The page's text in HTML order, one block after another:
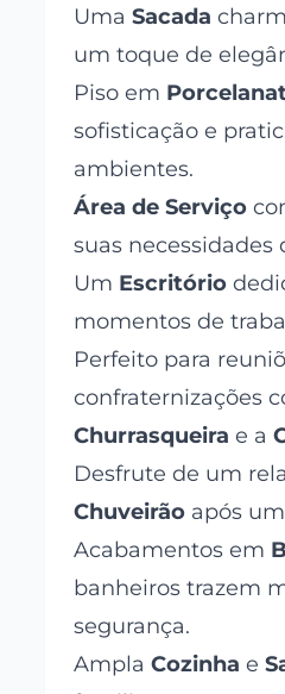
UmaSacada
um toque de
Piso em
sofisticação e
ambientes.
Área de Serviço
suas necessidades
Um Escritório
momentos de
Perfeito para
confraternizações
Churrasqueira e a
Desfrute de um
Chuveirão após
Acabamentos em
banheiros trazem
segurança.
AmplaCozinha e